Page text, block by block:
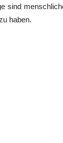
sind
haben.